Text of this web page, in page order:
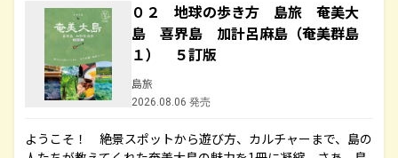
０２ 地球の歩き方 島旅 奄美大
島 喜界島 加計呂麻島（奄美群島
１） ５訂版
島旅
2026.08.06 発売
ようこそ！ 絶景スポットから遊び方、カルチャーまで、島の